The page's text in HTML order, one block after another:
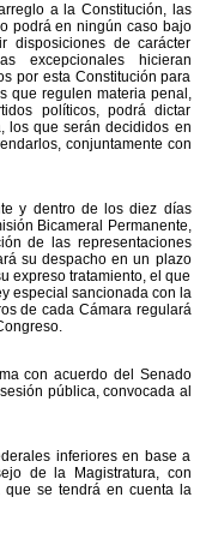
a la Constitución, las
podrá en ningún caso bajo
disposiciones de carácter
excepcionales hicieran
por esta Constitución para
que regulen materia penal,
políticos, podrá dictar
los que serán decididos en
conjuntamente con
y dentro de los diez días
Bicameral Permanente,
de las representaciones
su despacho en un plazo
expreso tratamiento, el que
especial sancionada con la
de cada Cámara regulará
con acuerdo del Senado
pública, convocada al
inferiores en base a
de la Magistratura, con
se tendrá en cuenta la